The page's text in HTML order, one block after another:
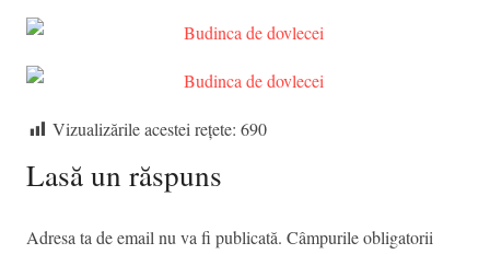
Vizualizările acestei rețete: 690
Lasă un răspuns
Adresa ta de email nu va fi publicată. Câmpurile obligatorii